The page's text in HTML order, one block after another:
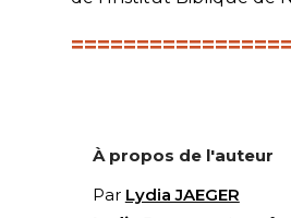
À propos de l'auteur
Par Lydia JAEGER